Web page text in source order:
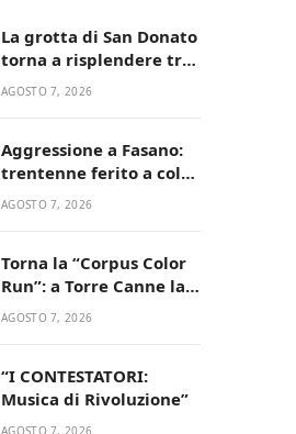
La grotta di San Donato
torna a risplendere tra
fede, natura e
AGOSTO 7, 2026
Aggressione a Fasano:
trentenne ferito a colpi
di pistola in casa
AGOSTO 7, 2026
Torna la “Corpus Color
Run”: a Torre Canne la
corsa più allegra e
AGOSTO 7, 2026
“I CONTESTATORI:
Musica di Rivoluzione”
AGOSTO 7, 2026